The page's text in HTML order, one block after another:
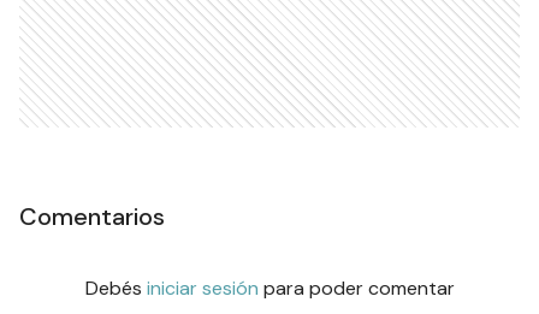
Comentarios
Debés iniciar sesión para poder comentar